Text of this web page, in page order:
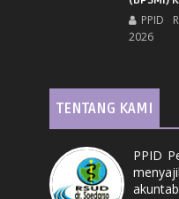
PPID
2026
TENTANG KAMI
PPID